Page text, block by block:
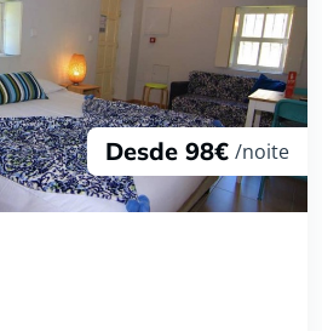
Desde 98€ /noite